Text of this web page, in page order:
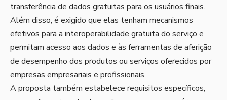
transferência de dados gratuitas para os usuários finais.
Além disso, é exigido que elas tenham mecanismos
efetivos para a interoperabilidade gratuita do serviço e
permitam acesso aos dados e às ferramentas de aferição
de desempenho dos produtos ou serviços oferecidos por
empresas empresariais e profissionais.
A proposta também estabelece requisitos específicos,